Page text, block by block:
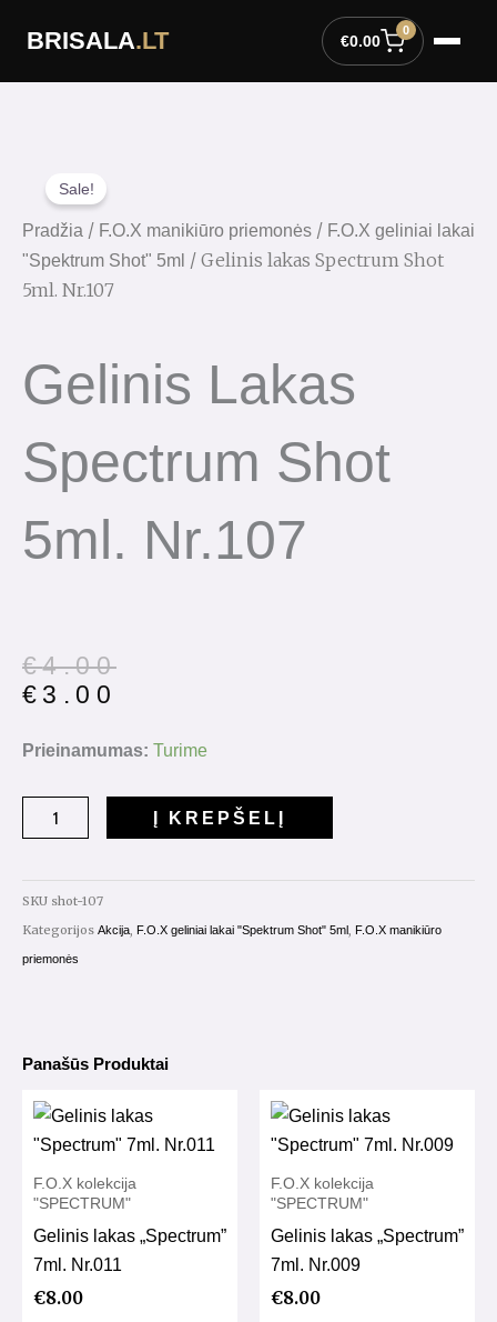
BRISALA.LT €0.00
0
Sale!
Pradžia / F.O.X manikiūro priemonės / F.O.X geliniai lakai
"Spektrum Shot" 5ml / Gelinis lakas Spectrum Shot
5ml. Nr.107
Gelinis Lakas
Spectrum Shot
5ml. Nr.107
€4.00
Original
price
€4.00.
€ 3.00
Current
price
€3.00.
Prieinamumas: Turime
produkto
lakas
Shot
5ml.
Nr.107
Į KREPŠELĮ
SKU shot-107
Kategorijos Akcija, F.O.X geliniai lakai "Spektrum Shot" 5ml, F.O.X manikiūro
priemonės
Panašūs Produktai
F.O.X kolekcija
"SPECTRUM"
Gelinis lakas „Spectrum”
7ml. Nr.011
€8.00
F.O.X kolekcija
"SPECTRUM"
Gelinis lakas „Spectrum”
7ml. Nr.009
€8.00